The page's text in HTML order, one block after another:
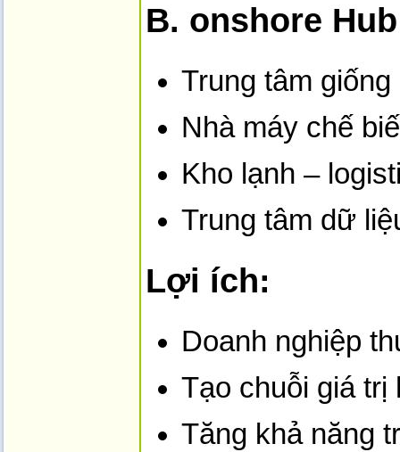
B. o­nshore
Trung tâm
Nhà máy chế
Kho lạnh –
Trung tâm dữ
Lợi ích:
Doanh nghiệp
Tạo chuỗi giá trị
Tăng khả năng